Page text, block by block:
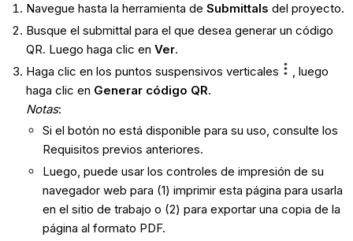
Navegue hasta la herramienta de Submittals del proyecto.
Busque el submittal para el que desea generar un código
QR. Luego haga clic en Ver.
Haga clic en los puntos suspensivos verticales
, luego
haga clic en Generar código QR.
Notas:
Si el botón no está disponible para su uso, consulte los
Requisitos previos anteriores.
Luego, puede usar los controles de impresión de su
navegador web para (1) imprimir esta página para usarla
en el sitio de trabajo o (2) para exportar una copia de la
página al formato PDF.